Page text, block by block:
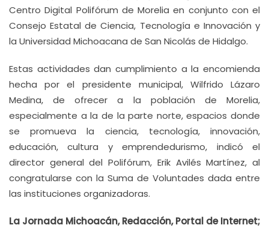
Centro Digital Polifórum de Morelia en conjunto con el
Consejo Estatal de Ciencia, Tecnología e Innovación y
la Universidad Michoacana de San Nicolás de Hidalgo.
Estas actividades dan cumplimiento a la encomienda
hecha por el presidente municipal, Wilfrido Lázaro
Medina, de ofrecer a la población de Morelia,
especialmente a la de la parte norte, espacios donde
se promueva la ciencia, tecnología, innovación,
educación, cultura y emprendedurismo, indicó el
director general del Polifórum, Erik Avilés Martínez, al
congratularse con la Suma de Voluntades dada entre
las instituciones organizadoras.
La Jornada Michoacán, Redacción, Portal de Internet;